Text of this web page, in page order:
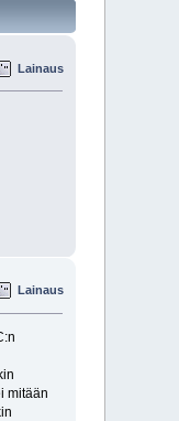
Lainaus
Lainaus
mitään